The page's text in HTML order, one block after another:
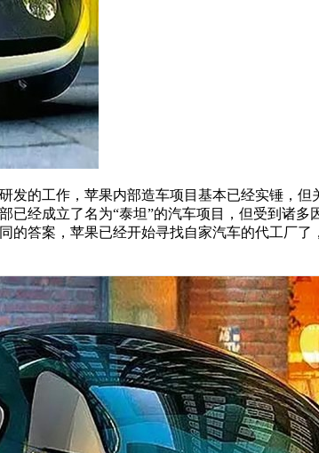
研发的工作，苹果内部造车项目基本已经实锤，
经成立了名为“泰坦”的汽车项目，但受到诸
答案，苹果已经开始寻找自家汽车的代工厂